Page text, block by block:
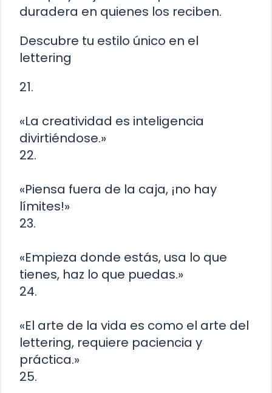
duradera en quienes los reciben.
Descubre tu estilo único en el
lettering
21.
«La creatividad es inteligencia
divirtiéndose.»
22.
«Piensa fuera de la caja, ¡no hay
límites!»
23.
«Empieza donde estás, usa lo que
tienes, haz lo que puedas.»
24.
«El arte de la vida es como el arte del
lettering, requiere paciencia y
práctica.»
25.